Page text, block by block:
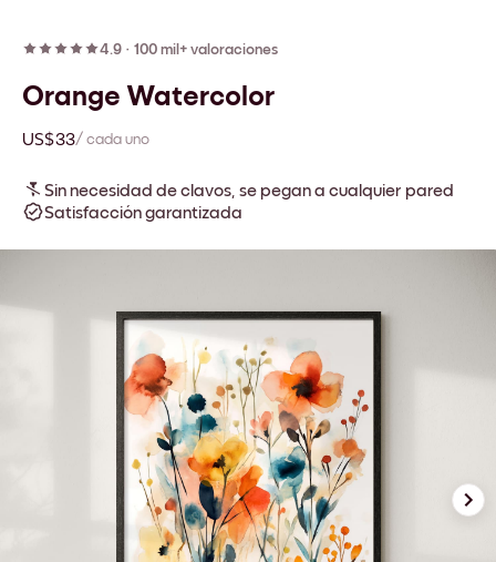
4.9 · 100 mil+ valoraciones
Orange Watercolor
US$33/ cada uno
Sin necesidad de clavos, se pegan a cualquier pared
Satisfacción garantizada